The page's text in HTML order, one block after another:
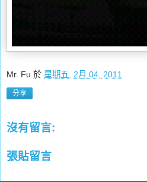
Mr. Fu 於 星期五, 2月 04, 2011
分享
沒有留言:
張貼留言